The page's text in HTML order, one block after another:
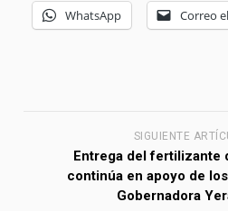
WhatsApp Correo
SIGUIENTE
Entrega del fertilizante
continúa en apoyo de
Gobernadora